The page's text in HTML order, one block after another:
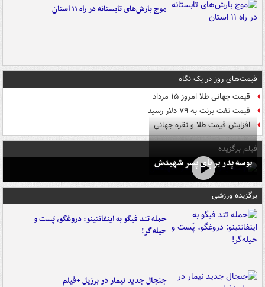
موج بارش‌های تابستانه در راه ۱۱ استان
قیمت‌های روز در یک نگاه
قیمت جهانی طلا امروز ۱۵ مرداد
قیمت نفت برنت به ۷۹ دلار رسید
افزایش قیمت طلا و نقره جهانی
فیلم برگزیده
بوسه‌ پدر بر پای پسر شهیدش
برگزیده ورزشی
حمله تند فیگو به اینفانتینو: دروغگو، پَست‌ و
حیله‌گر!
جنجال جدید نیمار در برزیل +فیلم